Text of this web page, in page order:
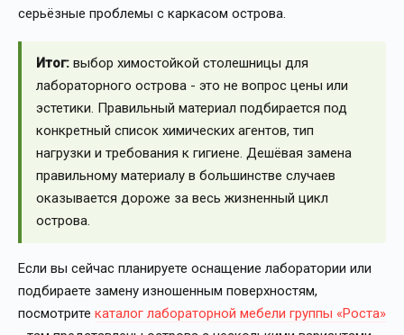
серьёзные проблемы с каркасом острова.
Итог: выбор химостойкой столешницы для
лабораторного острова - это не вопрос цены или
эстетики. Правильный материал подбирается под
конкретный список химических агентов, тип
нагрузки и требования к гигиене. Дешёвая замена
правильному материалу в большинстве случаев
оказывается дороже за весь жизненный цикл
острова.
Если вы сейчас планируете оснащение лаборатории или
подбираете замену изношенным поверхностям,
посмотрите каталог лабораторной мебели группы «Роста»